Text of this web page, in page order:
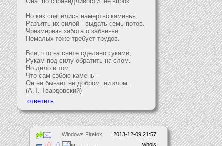
Но как сцепились намертво каменья,
Разъять их силой - выдать семь потов.
Чрезмерная забота о забвенье
Немалых тоже требует трудов.
Все, что на свете сделано руками,
Рукам под силу обратить на слом.
Но дело в том,
Что сам собою камень -
Он не бывает ни добром, ни злом.
(А.Т. Твардовский)
2013-12-09 21:57
Windows Firefox
whois